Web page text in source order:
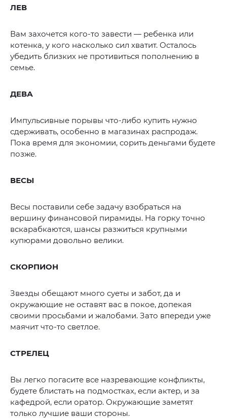
ЛЕВ
Вам захочется кого-то завести — ребенка или
котенка, у кого насколько сил хватит. Осталось
убедить близких не противиться пополнению в
семье.
ДЕВА
Импульсивные порывы что-либо купить нужно
сдерживать, особенно в магазинах распродаж.
Пока время для экономии, сорить деньгами будете
позже.
ВЕСЫ
Весы поставили себе задачу взобраться на
вершину финансовой пирамиды. На горку точно
вскарабкаются, шансы разжиться крупными
купюрами довольно велики.
СКОРПИОН
Звезды обещают много суеты и забот, да и
окружающие не оставят вас в покое, допекая
своими просьбами и жалобами. Зато впереди уже
маячит что-то светлое.
СТРЕЛЕЦ
Вы легко погасите все назревающие конфликты,
будете блистать на подмостках, если актер, и за
кафедрой, если оратор. Окружающие заметят
только лучшие ваши стороны.